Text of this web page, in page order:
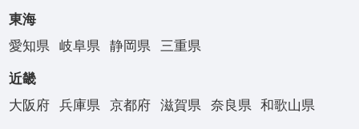
東海
愛知県
岐阜県 静岡県 三重県
近畿
大阪府
兵庫県 京都府 滋賀県 奈良県 和歌山県